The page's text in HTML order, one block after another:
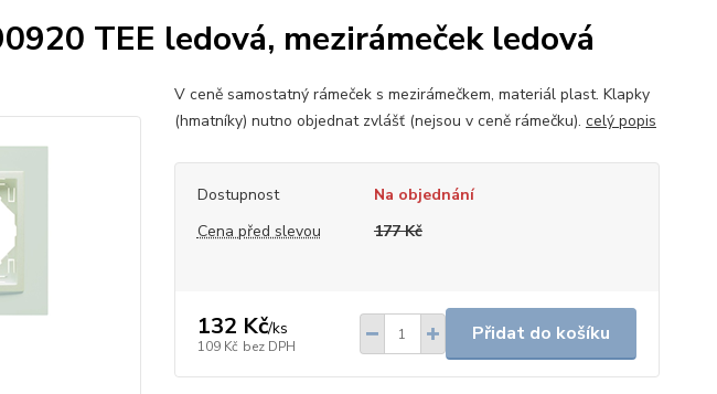
TEE ledová, mezirámeček ledová
V ceně samostatný rámeček s mezirámečkem, materiál plast. Klapky
(hmatníky) nutno objednat zvlášť (nejsou v ceně rámečku). celý popis
Dostupnost
Na objednání
Cena před slevou
177 Kč
132 Kč/ks
109 Kč bez DPH
Přidat do košíku